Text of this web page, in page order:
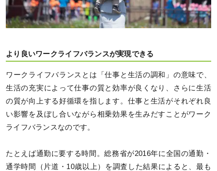
より良いワークライフバランスが実現できる
ワークライフバランスとは「仕事と生活の調和」の意味で、
生活の充実によって仕事の質と効率が良くなり、さらに生活
の質が向上する好循環を指します。仕事と生活がそれぞれ良
い影響を及ぼし合いながら相乗効果を生みだすことがワーク
ライフバランスなのです。
たとえば通勤に要する時間。総務省が2016年に全国の通勤・
通学時間（片道・10歳以上）を調査した結果によると、最も